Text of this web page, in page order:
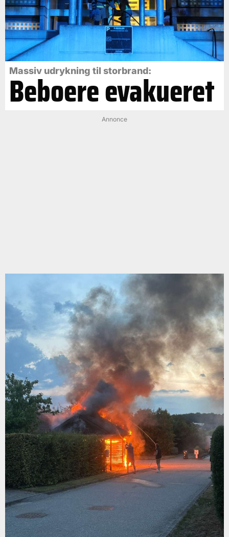
Massiv udrykning til storbrand:
Beboere evakueret
Annonce